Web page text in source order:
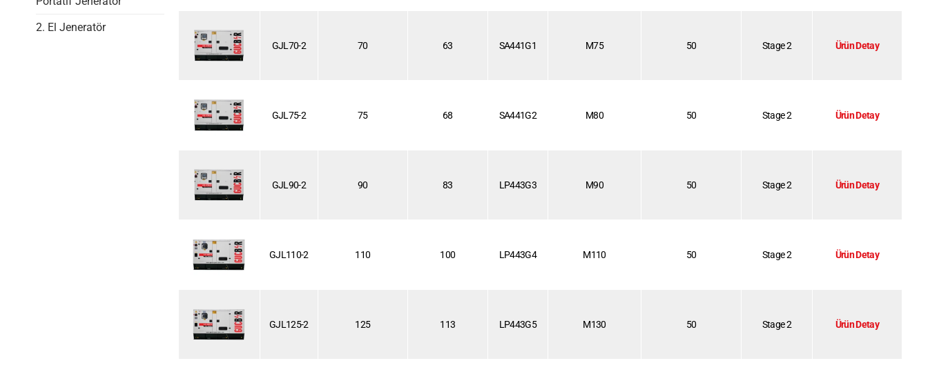
2. El Jeneratör
GJL70-2 70 63 SA441G1 M75 50 Stage 2 Ürün Detay
GJL75-2 75 68 SA441G2 M80 50 Stage 2 Ürün Detay
GJL90-2 90 83 LP443G3 M90 50 Stage 2 Ürün Detay
GJL110-2 110 100 LP443G4 M110 50 Stage 2 Ürün Detay
GJL125-2 125 113 LP443G5 M130 50 Stage 2 Ürün Detay